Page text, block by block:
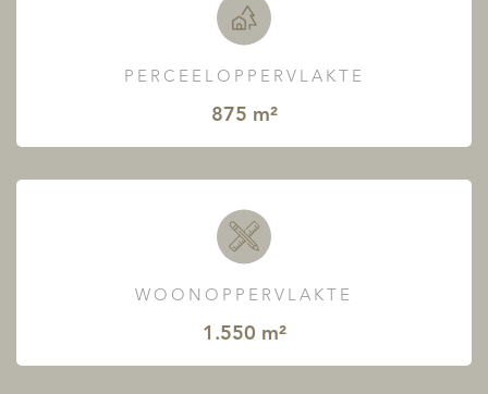
PERCEELOPPERVLAKTE
875 m²
WOONOPPERVLAKTE
1.550 m²